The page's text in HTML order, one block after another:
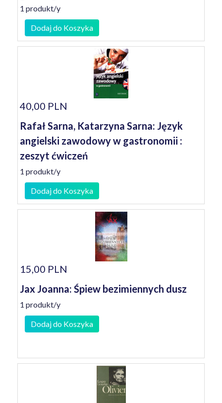
1 produkt/y
Dodaj do Koszyka
40,00 PLN
Rafał Sarna, Katarzyna Sarna: Język
angielski zawodowy w gastronomii :
zeszyt ćwiczeń
1 produkt/y
Dodaj do Koszyka
15,00 PLN
Jax Joanna: Śpiew bezimiennych dusz
1 produkt/y
Dodaj do Koszyka